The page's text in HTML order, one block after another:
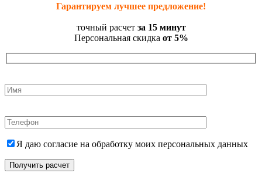
Гарантируем лучшее предложение!
точный расчет за 15 минут
Персональная скидка от 5%
Я даю согласие на обработку моих персональных данных
Получить расчет